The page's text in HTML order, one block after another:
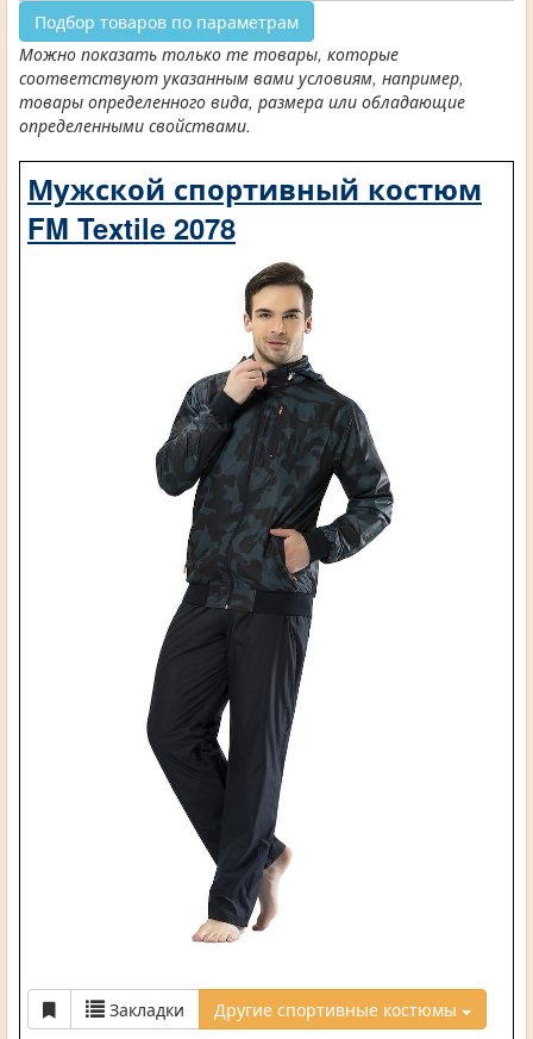
Подбор товаров по параметрам
Можно показать только те товары, которые
соответствуют указанным вами условиям, например,
товары определенного вида, размера или обладающие
определенными свойствами.
Мужской спортивный костюм
FM Textile 2078
Закладки Другие спортивные костюмы